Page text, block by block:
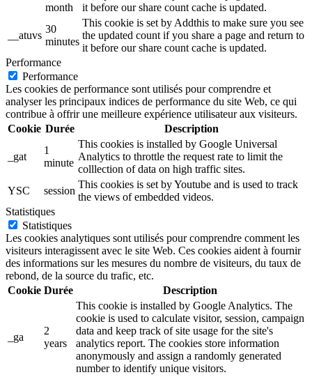
month
it before our share count cache is updated.
__atuvs
30
minutes
This cookie is set by Addthis to make sure you see
the updated count if you share a page and return to
it before our share count cache is updated.
Performance
Performance
Les cookies de performance sont utilisés pour comprendre et
analyser les principaux indices de performance du site Web, ce qui
contribue à offrir une meilleure expérience utilisateur aux visiteurs.
Cookie Durée Description
_gat
1
minute
This cookies is installed by Google Universal
Analytics to throttle the request rate to limit the
colllection of data on high traffic sites.
YSC
session
This cookies is set by Youtube and is used to track
the views of embedded videos.
Statistiques
Statistiques
Les cookies analytiques sont utilisés pour comprendre comment les
visiteurs interagissent avec le site Web. Ces cookies aident à fournir
des informations sur les mesures du nombre de visiteurs, du taux de
rebond, de la source du trafic, etc.
Cookie Durée Description
_ga
2
years
This cookie is installed by Google Analytics. The
cookie is used to calculate visitor, session, campaign
data and keep track of site usage for the site's
analytics report. The cookies store information
anonymously and assign a randomly generated
number to identify unique visitors.